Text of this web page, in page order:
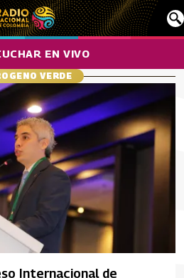
EN VIVO
VERDE
Internacional de